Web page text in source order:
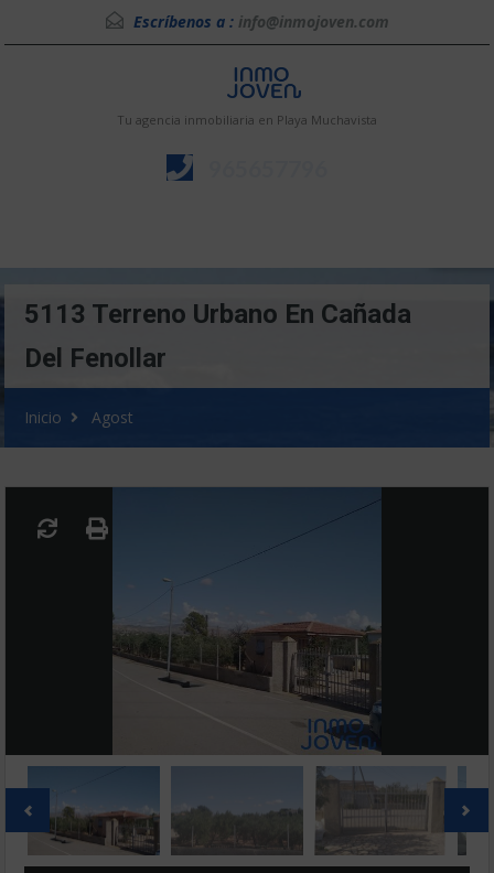
Escríbenos a : info@inmojoven.com
Tu agencia inmobiliaria en Playa Muchavista
5113 Terreno Urbano En Cañada
Del Fenollar
Inicio Agost